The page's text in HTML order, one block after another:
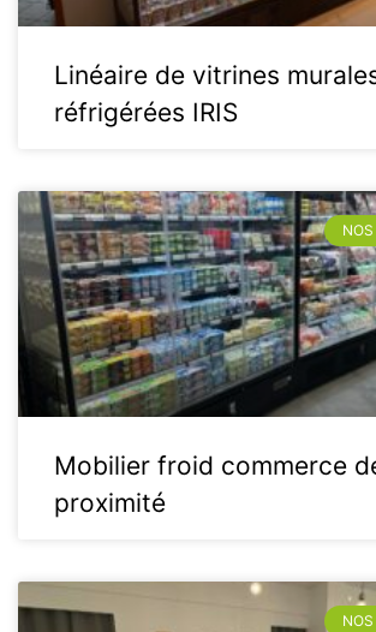
Linéaire de vitrines
réfrigérées IRIS
Mobilier froid commerce
proximité